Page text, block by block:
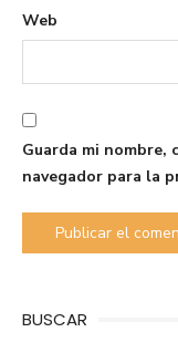
Web
Guarda mi nombre,
navegador para la
BUSCAR